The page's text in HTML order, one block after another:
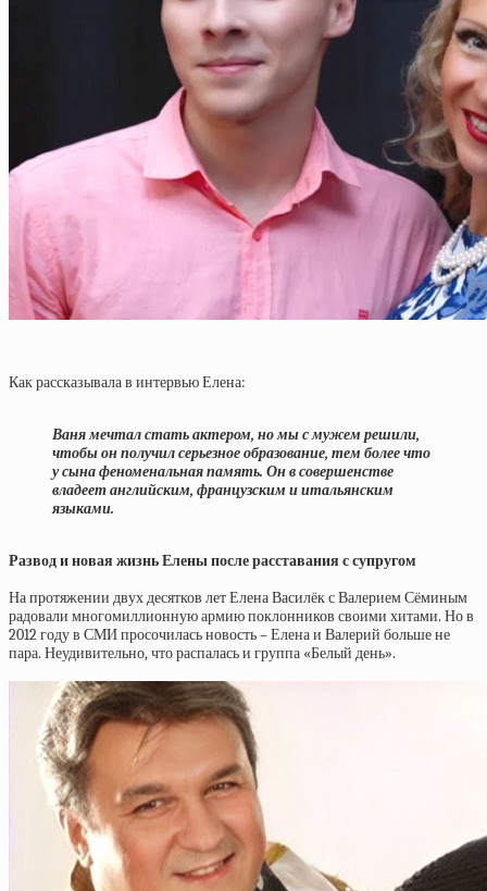
Как рассказывала в интервью Елена:
Ваня мечтал стать актером, но мы с мужем решили,
чтобы он получил серьезное образование, тем более что
у сына феноменальная память. Он в совершенстве
владеет английским, французским и итальянским
языками.
Развод и новая жизнь Елены после расставания с супругом
На протяжении двух десятков лет Елена Василёк с Валерием Сёминым
радовали многомиллионную армию поклонников своими хитами. Но в
2012 году в СМИ просочилась новость – Елена и Валерий больше не
пара. Неудивительно, что распалась и группа «Белый день».